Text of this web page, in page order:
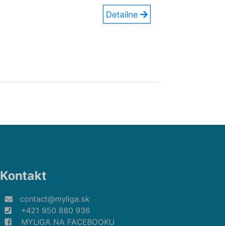
Detailne
Kontakt
contact@myliga.sk
+421 950 880 936
MYLIGA NA FACEBOOKU